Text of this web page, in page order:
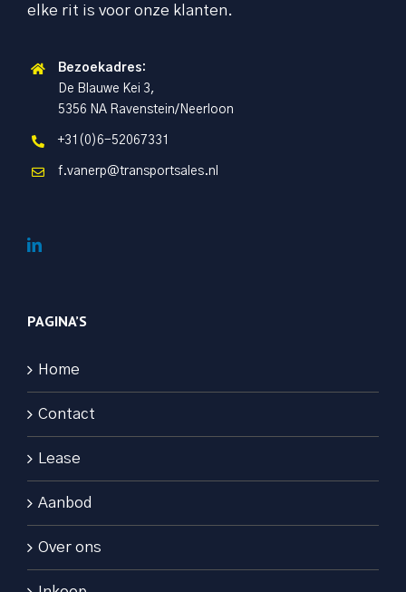
elke rit is voor onze klanten.
Bezoekadres:
De Blauwe Kei 3,
5356 NA Ravenstein/Neerloon
+31(0)6-52067331
f.vanerp@transportsales.nl
PAGINA’S
Home
Contact
Lease
Aanbod
Over ons